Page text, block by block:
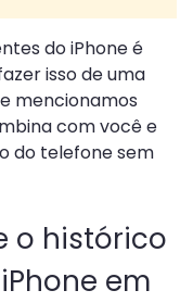
do iPhone é
isso de uma
mencionamos
com você e
do telefone sem
o histórico
em